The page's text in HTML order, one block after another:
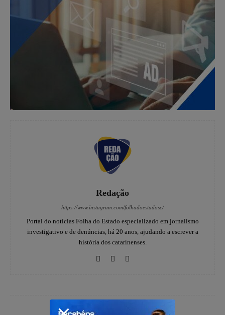
Redação
https://www.instagram.com/folhadoestadosc/
Portal do notícias Folha do Estado especializado em jornalismo
investigativo e de denúncias, há 20 anos, ajudando a escrever a
história dos catarinenses.